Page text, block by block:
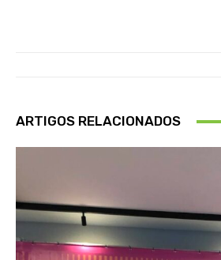
ARTIGOS RELACIONADOS